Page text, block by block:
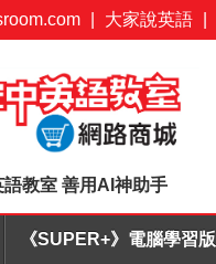
大家說英語
教室 善用AI神助手
《SUPER+》電腦學習版